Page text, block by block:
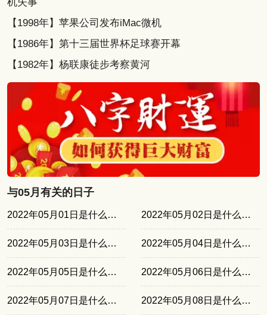
【1998年】苹果公司发布iMac微机
【1986年】第十三届世界杯足球赛开幕
【1982年】杨联康徒步考察黄河
与05月有关的日子
2022年05月01日是什么日子 2022年05月02日是什么日子
2022年05月03日是什么日子 2022年05月04日是什么日子
2022年05月05日是什么日子 2022年05月06日是什么日子
2022年05月07日是什么日子 2022年05月08日是什么日子